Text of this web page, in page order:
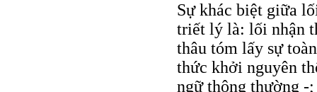
Sự khác biệt giữa
triết lý là: lối nhận
thâu tóm lấy sự
thức khởi nguyên
ngữ thông thường -